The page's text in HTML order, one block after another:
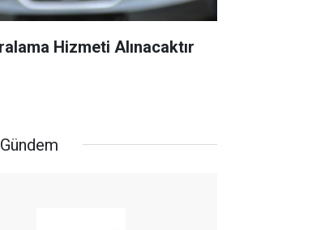
Hizmeti Alınacaktır